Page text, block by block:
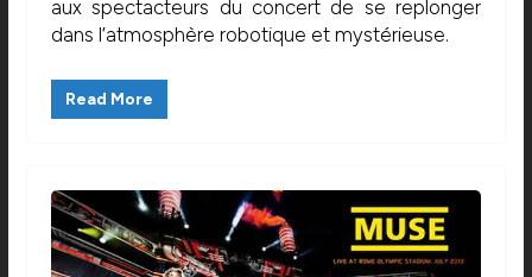
aux spectacteurs du concert de se replonger
dans l’atmosphère robotique et mystérieuse.
Read More